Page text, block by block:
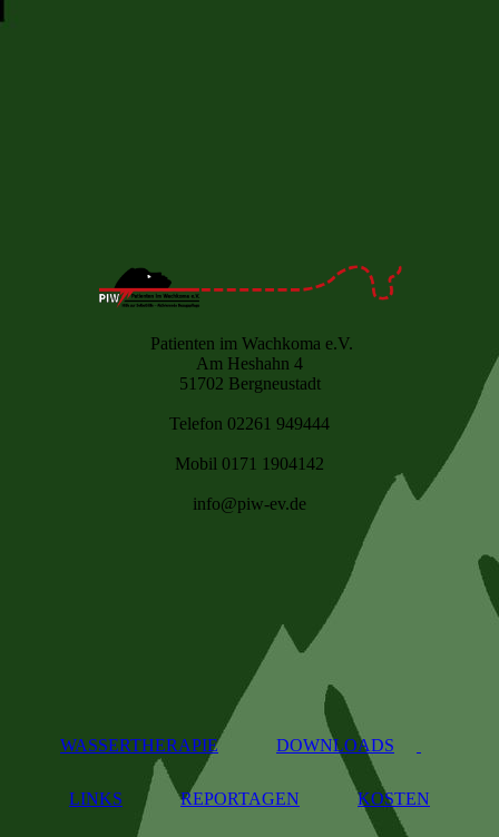
Patienten im Wachkoma e.V.
Am Heshahn 4
51702 Bergneustadt
Telefon 02261 949444
Mobil 0171 1904142
info@piw-ev.de
WASSERTHERAPIE DOWNLOADS
LINKS REPORTAGEN KOSTEN